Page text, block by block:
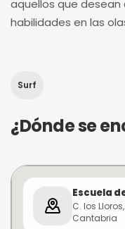
aquellos que desean
habilidades en las
Surf
¿Dónde se
Escuela
C. los
Cantabria